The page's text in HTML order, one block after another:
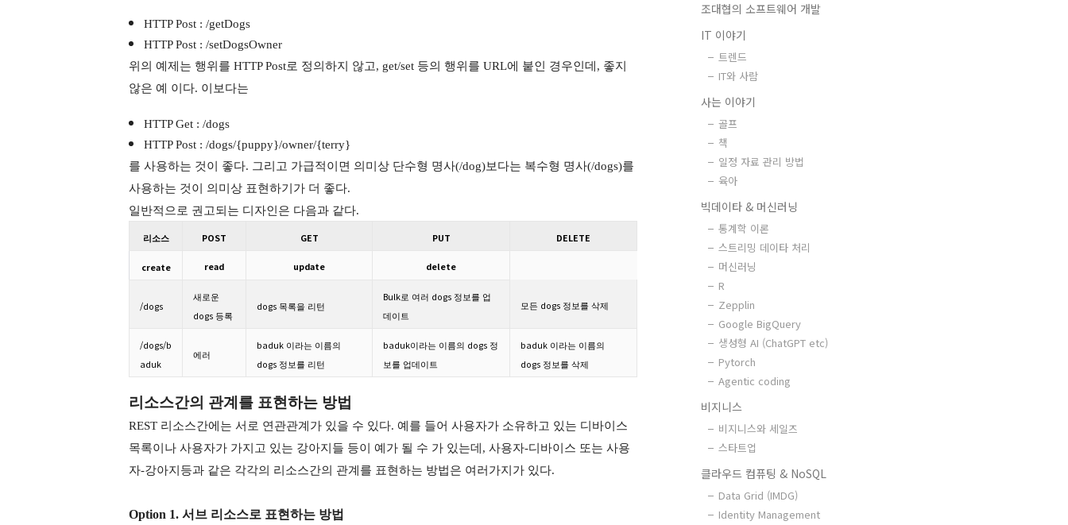
HTTP Post : /getDogs
HTTP Post : /setDogsOwner
위의 예제는 행위를 HTTP Post로 정의하지 않고, get/set 등의 행위를 URL에 붙인 경우인데, 좋지
않은 예 이다. 이보다는
HTTP Get : /dogs
HTTP Post : /dogs/{puppy}/owner/{terry}
를 사용하는 것이 좋다. 그리고 가급적이면 의미상 단수형 명사(/dog)보다는 복수형 명사(/dogs)를
사용하는 것이 의미상 표현하기가 더 좋다.
일반적으로 권고되는 디자인은 다음과 같다.
리소스 POST GET PUT DELETE
create read update delete
/dogs
새로운
dogs 등록
dogs 목록을 리턴
Bulk로 여러 dogs 정보를 업
데이트
모든 dogs 정보를 삭제
/dogs/b
aduk
에러
baduk 이라는 이름의
dogs 정보를 리턴
baduk이라는 이름의 dogs 정
보를 업데이트
baduk 이라는 이름의
dogs 정보를 삭제
리소스간의 관계를 표현하는 방법
REST 리소스간에는 서로 연관관계가 있을 수 있다. 예를 들어 사용자가 소유하고 있는 디바이스
목록이나 사용자가 가지고 있는 강아지들 등이 예가 될 수 가 있는데, 사용자-디바이스 또는 사용
자-강아지등과 같은 각각의 리소스간의 관계를 표현하는 방법은 여러가지가 있다.
Option 1. 서브 리소스로 표현하는 방법
조대협의 소프트웨어 개발
IT 이야기
트렌드
IT와 사람
사는 이야기
골프
책
일정 자료 관리 방법
육아
빅데이타 & 머신러닝
통계학 이론
스트리밍 데이타 처리
머신러닝
R
Zepplin
Google BigQuery
생성형 AI (ChatGPT etc)
Pytorch
Agentic coding
비지니스
비지니스와 세일즈
스타트업
클라우드 컴퓨팅 & NoSQL
Data Grid (IMDG)
Identity Management